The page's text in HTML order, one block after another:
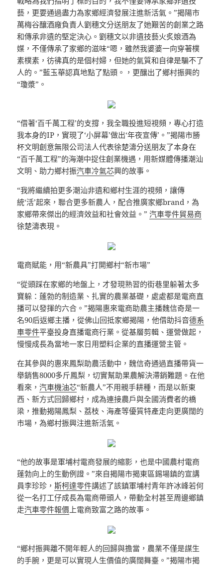
藝，更要通過盡力為家鄉經濟發展注進新活氣。”揭陽市
萬梅谷釀酒廠負責人劉穗文分送朋友了她艱苦的創業之路
和傳承非遺的堅定決心。劉穗文以非遺技藝火炙娘酒為
媒，不僅傳承了家鄉的滋味“嗯，雖然我婆婆一向穿著樸
素樸素，彷彿真的是個村婦，但她的氣質和自律是騙不了
人的。”藍玉華認真地點了點頭。，更釀出了鄉村振興的
“瓊漿”。
“借著‘百千萬工程’的支撐，我全職投進短視頻，專心打造
我本身的IP，實現了‘小屏幕’做出‘年夜宣傳’。”揭陽市勝
杯文明創意無限公司法人代表徐楚濤分送朋友了本身在
“百千萬工程”的海潮中捉住創業機遇，用新媒體傳播潮汕
文明、助力鄉村振汽車冷氣芯興的故事。
“我將繼續拍更多潮汕非遺和鄉村生涯的視頻，讓傳
統‘活’起來，聯合更多新農人，配合推廣家鄉brand，為
家鄉帶來傑出的經濟效益和社會效益。”汽車零件貿易商
徐楚濤表現。
電商賦能，用“新農具”打開鄉村“新市場”
“從頭踩在家鄉的地盤上，才發現熟習的街巷里躲著太多
寶躲：蓬勃的制造業、扎實的農業基礎，處處都是電商直
播可以發揮的六合。”揭陽惠來電商助農主播魏信奇是一
名90后返鄉主播，從佛山回抵家鄉揭陽，他借助抖音德系
車零件平臺投身直播電商行業。從基層剪輯、運營做起，
慢慢成長為當地一家日用塑料企業的直播運營主管。
在其參與的惠來鳳梨助農活動中，魏信奇通過直播帶貨一
舉銷售8000多斤鳳梨，切實幫助果農解決滯銷難題。在他
看來，汽車機油芯“新農人”不用親手耕種，而是以新東
西、新方式回歸鄉村，成為連接農戶與全國消費者的橋
梁，推動揭陽鳳梨、荔枝、海產等優質特產走向更廣闊的
市場，為鄉村振興注進新活氣。
“他的故事是軍埔村電商發展的縮影，也是中國農村電商
蓬勃向上的生動例證。”來自揭陽市揭東區錫場鎮的宣講
員李珍珍，斯柯達零件講述了該鎮軍埔村青年許冰峰若何
從一名打工仔成長為電商帶頭人，帶動全村甚至周邊鄉鎮
走汽車零件報價 上電商致富之路的故事。
“鄉村振興離不開年輕人的回歸與擔當，農業不僅是謀生
的手腕，更是可以實現人生價值的廣闊舞臺。”揭陽市揭